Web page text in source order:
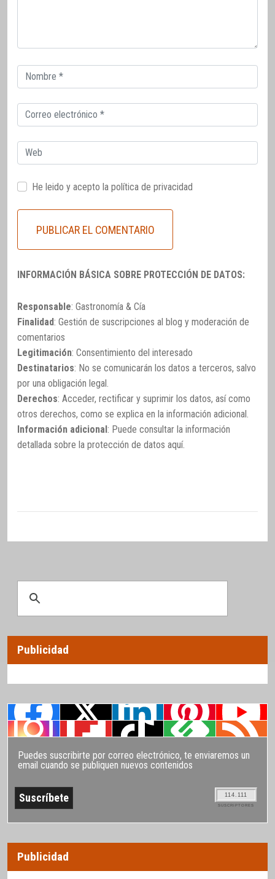
Correo
electrónico
Correo
electrónico
Web
He leido y acepto la política de privacidad
INFORMACIÓN BÁSICA SOBRE PROTECCIÓN DE DATOS:
Responsable: Gastronomía & Cía
Finalidad: Gestión de suscripciones al blog y moderación de
comentarios
Legitimación: Consentimiento del interesado
Destinatarios: No se comunicarán los datos a terceros, salvo
por una obligación legal.
Derechos: Acceder, rectificar y suprimir los datos, así como
otros derechos, como se explica en la información adicional.
Información adicional: Puede consultar la información
detallada sobre la protección de datos aquí.
Publicidad
Puedes suscribirte por correo electrónico, te enviaremos un
email cuando se publiquen nuevos contenidos
114.111
SUSCRIPTORES
Publicidad